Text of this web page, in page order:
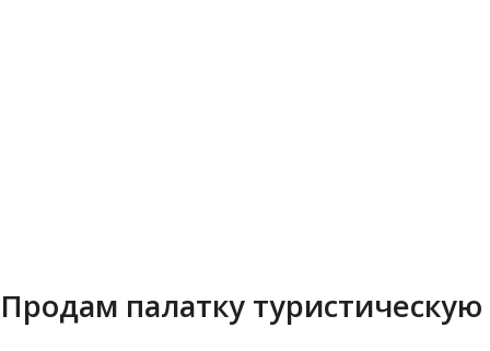
Продам палатку туристическую